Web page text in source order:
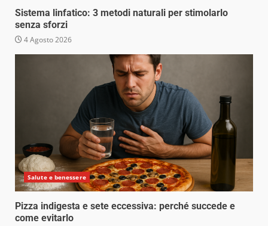
Sistema linfatico: 3 metodi naturali per stimolarlo
senza sforzi
4 Agosto 2026
Salute e benessere
Pizza indigesta e sete eccessiva: perché succede e
come evitarlo